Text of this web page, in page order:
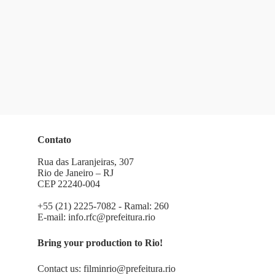
Contato
Rua das Laranjeiras, 307
Rio de Janeiro – RJ
CEP 22240-004
+55 (21) 2225-7082 - Ramal: 260
E-mail:info.rfc@prefeitura.rio
Bring your production to Rio!
Contact us:filminrio@prefeitura.rio